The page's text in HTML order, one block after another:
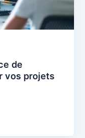
de
vos projets